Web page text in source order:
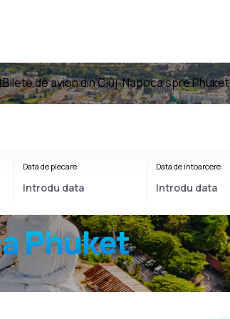
Bilete de avion din Cluj-Napoca spre Phuket
Phuket
Data de plecare Data de întoarcere